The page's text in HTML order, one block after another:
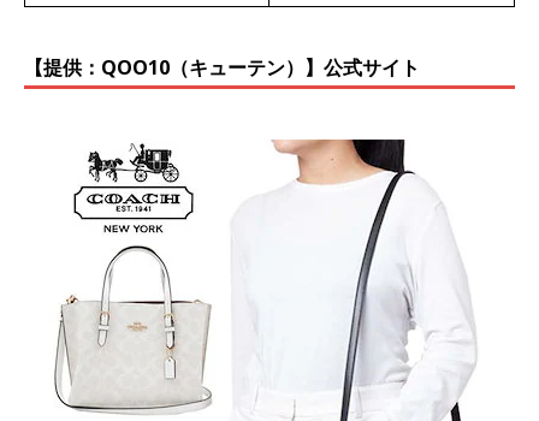
【提供：QOO10（キューテン）】公式サイト